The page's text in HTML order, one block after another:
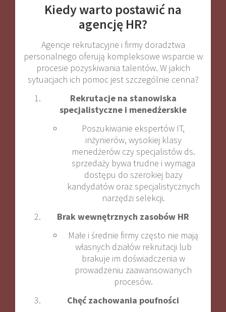
Kiedy warto postawić na
agencję HR?
Agencje rekrutacyjne i firmy doradztwa
personalnego oferują kompleksowe wsparcie w
procesie pozyskiwania talentów. W jakich
sytuacjach ich pomoc jest szczególnie cenna?
Rekrutacje na stanowiska
specjalistyczne i menedżerskie
Poszukiwanie ekspertów IT,
inżynierów, wysokiej klasy
menedżerów czy specjalistów ds.
sprzedaży bywa trudne i wymaga
dostępu do szerokiej bazy
kandydatów oraz specjalistycznych
narzędzi selekcji.
Brak wewnętrznych zasobów HR
Małe i średnie firmy często nie mają
własnych działów rekrutacji lub
brakuje im doświadczenia w
prowadzeniu zaawansowanych
procesów.
Chęć zachowania poufności